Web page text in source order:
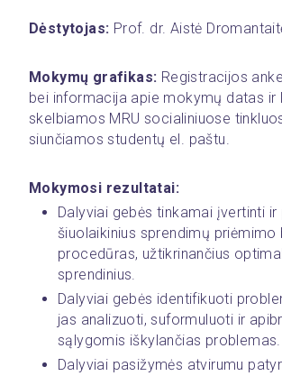
Dėstytojas: Prof. dr. Aistė
Mokymų grafikas: Registracijos
bei informacija apie mokymų datas ir
skelbiamos MRU socialiniuose
siunčiamos studentų el. paštu.
Mokymosi rezultatai:
Dalyviai gebės tinkamai įvertinti ir
šiuolaikinius sprendimų priėmimo
procedūras, užtikrinančius
sprendinius.
Dalyviai gebės identifikuoti
jas analizuoti, suformuluoti ir
sąlygomis iškylančias problemas.
Dalyviai pasižymės atvirumu